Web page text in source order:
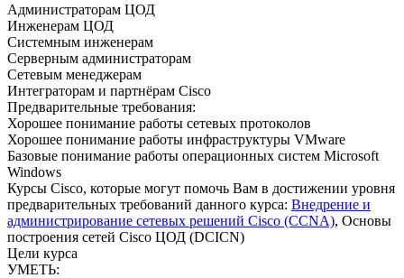
Администраторам ЦОД
Инженерам ЦОД
Системным инженерам
Серверным администраторам
Сетевым менеджерам
Интеграторам и партнёрам Cisco
Предварительные требования:
Хорошее понимание работы сетевых протоколов
Хорошее понимание работы инфраструктуры VMware
Базовые понимание работы операционных систем Microsoft
Windows
Курсы Cisco, которые могут помочь Вам в достижении уровня
предварительных требований данного курса: Внедрение и
администрирование сетевых решений Cisco (CCNA), Основы
построения сетей Cisco ЦОД (DCICN)
Цели курса
УМЕТЬ: